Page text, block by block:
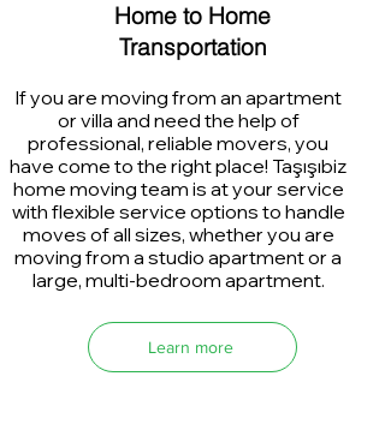
Home to Home
Transportation
If you are moving from an apartment
or villa and need the help of
professional, reliable movers, you
have come to the right place! Taşışıbiz
home moving team is at your service
with flexible service options to handle
moves of all sizes, whether you are
moving from a studio apartment or a
large, multi-bedroom apartment.
Learn more